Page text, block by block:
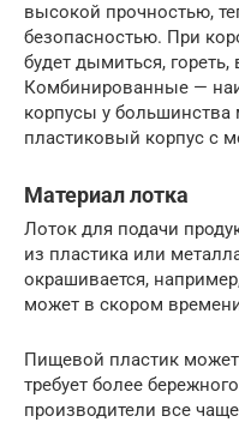
высокой прочностью,
безопасностью. При
будет дымиться,
Комбинированные —
корпусы у большинства
пластиковый корпус с
Материал лотка
Лоток для подачи
из пластика или
окрашивается,
может в скором
Пищевой пластик может
требует более
производители все